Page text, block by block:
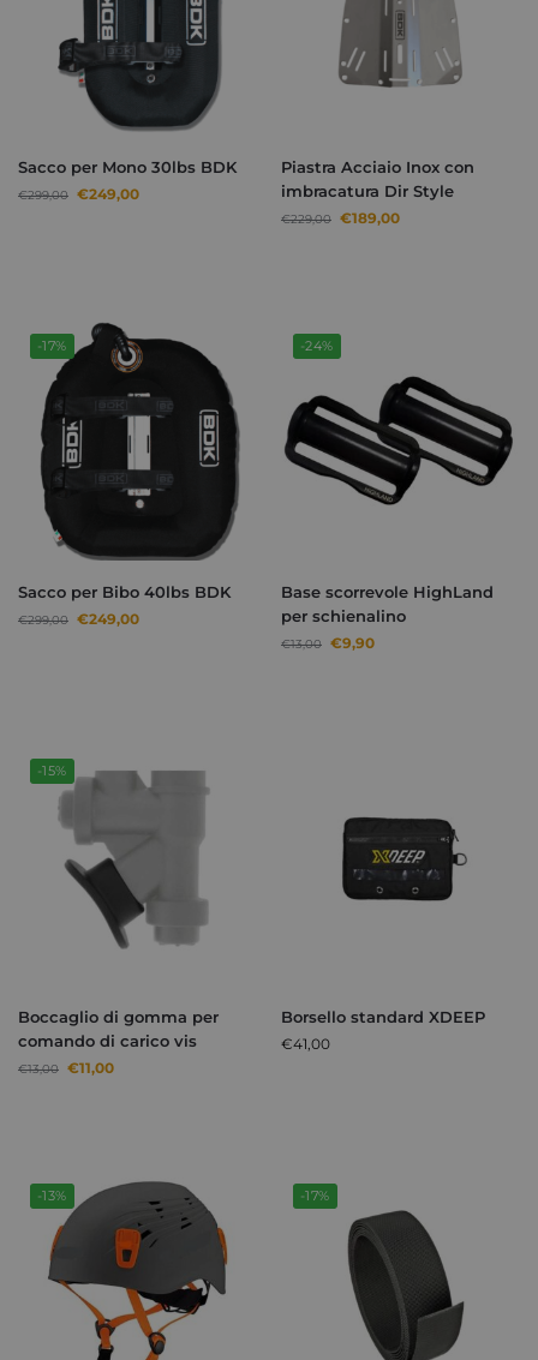
Sacco per Mono 30lbs BDK
€299,00 €249,00
Piastra Acciaio Inox con
imbracatura Dir Style
€229,00 €189,00
-17%
Sacco per Bibo 40lbs BDK
€299,00 €249,00
-24%
Base scorrevole HighLand
per schienalino
€13,00 €9,90
-15%
Boccaglio di gomma per
comando di carico vis
€13,00 €11,00
Borsello standard XDEEP
€41,00
-13% -17%